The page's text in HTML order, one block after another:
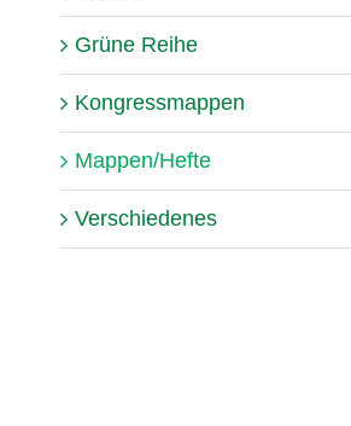
Grüne Reihe
Kongressmappen
Mappen/Hefte
Verschiedenes